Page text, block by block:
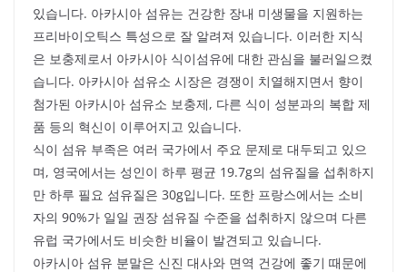
있습니다. 아카시아 섬유는 건강한 장내 미생물을 지원하는
프리바이오틱스 특성으로 잘 알려져 있습니다. 이러한 지식
은 보충제로서 아카시아 식이섬유에 대한 관심을 불러일으켰
습니다. 아카시아 섬유소 시장은 경쟁이 치열해지면서 향이
첨가된 아카시아 섬유소 보충제, 다른 식이 성분과의 복합 제
품 등의 혁신이 이루어지고 있습니다.
식이 섬유 부족은 여러 국가에서 주요 문제로 대두되고 있으
며, 영국에서는 성인이 하루 평균 19.7g의 섬유질을 섭취하지
만 하루 필요 섬유질은 30g입니다. 또한 프랑스에서는 소비
자의 90%가 일일 권장 섬유질 수준을 섭취하지 않으며 다른
유럽 국가에서도 비슷한 비율이 발견되고 있습니다.
아카시아 섬유 분말은 신진 대사와 면역 건강에 좋기 때문에